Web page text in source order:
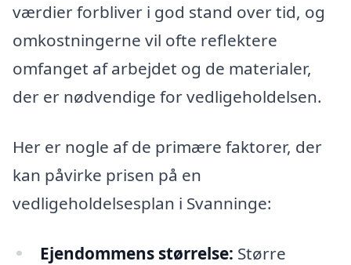
værdier forbliver i god stand over tid, og
omkostningerne vil ofte reflektere
omfanget af arbejdet og de materialer,
der er nødvendige for vedligeholdelsen.
Her er nogle af de primære faktorer, der
kan påvirke prisen på en
vedligeholdelsesplan i Svanninge:
Ejendommens størrelse: Større